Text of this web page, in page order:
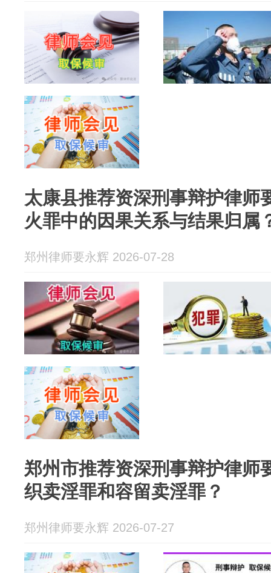
太康县推荐资深刑事辩护律师
火罪中的因果关系与结果归属
郑州律师要永辉 2026-07-28
郑州市推荐资深刑事辩护律师
织卖淫罪和容留卖淫罪？
郑州律师要永辉 2026-07-27